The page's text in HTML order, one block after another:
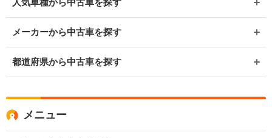
メーカーから中古車を探す
都道府県から中古車を探す
メニュー